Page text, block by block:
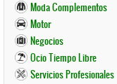
Moda Complementos
Motor
Negocios
Ocio Tiempo Libre
Servicios Profesionales